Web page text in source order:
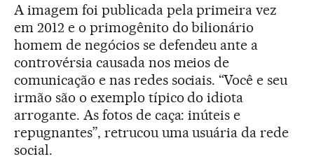
A imagem foi publicada pela primeira vez
em 2012 e o primogênito do bilionário
homem de negócios se defendeu ante a
controvérsia causada nos meios de
comunicação e nas redes sociais. “Você e seu
irmão são o exemplo típico do idiota
arrogante. As fotos de caça: inúteis e
repugnantes”, retrucou uma usuária da rede
social.